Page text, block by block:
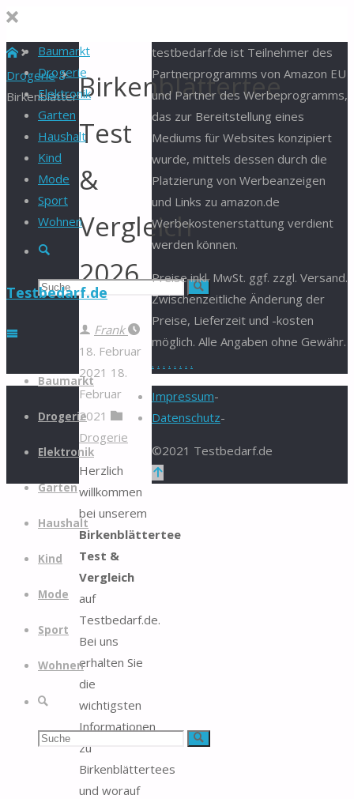
Baumarkt
Drogerie
Elektronik
Garten
Haushalt
Kind
Mode
Sport
Wohnen
Suche
Suchen Suche
Testbedarf.de
Zum
springen
Baumarkt
Drogerie
Elektronik
Garten
Haushalt
Kind
Mode
Sport
Wohnen
Suche
Suchen Suche
Start
Drogerie
BirkenblätterteeBirkenblättertee
Test
&
Vergleich
2026
Frank
18. Februar
2021 18.
Februar
2021
Drogerie
Herzlich
willkommen
bei unserem
Birkenblättertee
Test &
Vergleich
auf
Testbedarf.de.
Bei uns
erhalten Sie
die
wichtigsten
Informationen
zu
Birkenblättertees
und worauf
testbedarf.de ist Teilnehmer des
Partnerprogramms von Amazon EU
und Partner des Werbeprogramms,
das zur Bereitstellung eines
Mediums für Websites konzipiert
wurde, mittels dessen durch die
Platzierung von Werbeanzeigen
und Links zu amazon.de
Werbekostenerstattung verdient
werden können.
Preise inkl. MwSt. ggf. zzgl. Versand.
Zwischenzeitliche Änderung der
Preise, Lieferzeit und -kosten
möglich. Alle Angaben ohne Gewähr.
. . . . . . . .
Impressum-
Datenschutz-
©2021 Testbedarf.de
Zurück